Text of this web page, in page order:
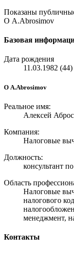
Показаны
О A.Abrosimov
Базовая
Дата рождения
11.03.1982 (44)
О A.Abrosimov
Реальное имя:
Алексей
Компания:
Налоговые
Должность:
консультант
Область
Налоговые
налогового
менеджмент,
Контакты